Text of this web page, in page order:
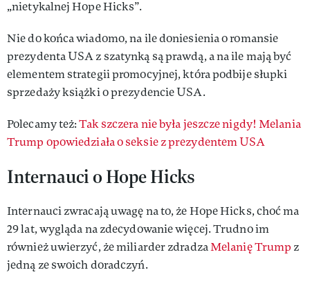
„nietykalnej Hope Hicks”.
Nie do końca wiadomo, na ile doniesienia o romansie
prezydenta USA z szatynką są prawdą, a na ile mają być
elementem strategii promocyjnej, która podbije słupki
sprzedaży książki o prezydencie USA.
Polecamy też:Tak szczera nie była jeszcze nigdy! Melania
Trump opowiedziała o seksie z prezydentem USA
Internauci o Hope Hicks
Internauci zwracają uwagę na to, że Hope Hicks, choć ma
29 lat, wygląda na zdecydowanie więcej. Trudno im
również uwierzyć, że miliarder zdradzaMelanię Trump z
jedną ze swoich doradczyń.